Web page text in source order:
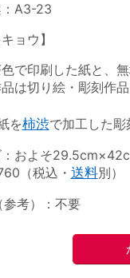
A3-23
ョウ】
で印刷した紙と、
は切り絵・彫刻作
を柿渋で加工した彫
およそ
（税込・ 送料別）
参考）：不要